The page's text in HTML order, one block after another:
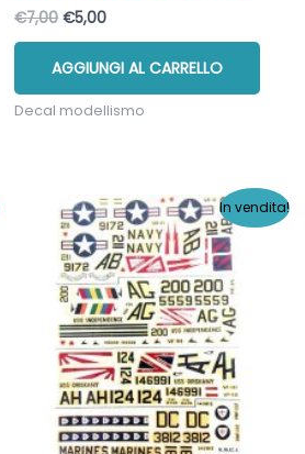
€7,00 Il
era:
€7,00.
€5,00Il
è:
€5,00.
AGGIUNGI AL CARRELLO
Decal modellismo
In vendita!